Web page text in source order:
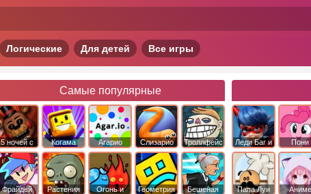
Логические Для детей Все игры
Самые популярные
5 ночей с
фредди
Когама Агарио Слизарио
Троллфейс
квест
Фрайдей
Растения
Огонь и
Геометрия
Бешеная
Леди Баг и
Супер Кот
Пони
Дружба
Папа Луи Аниме